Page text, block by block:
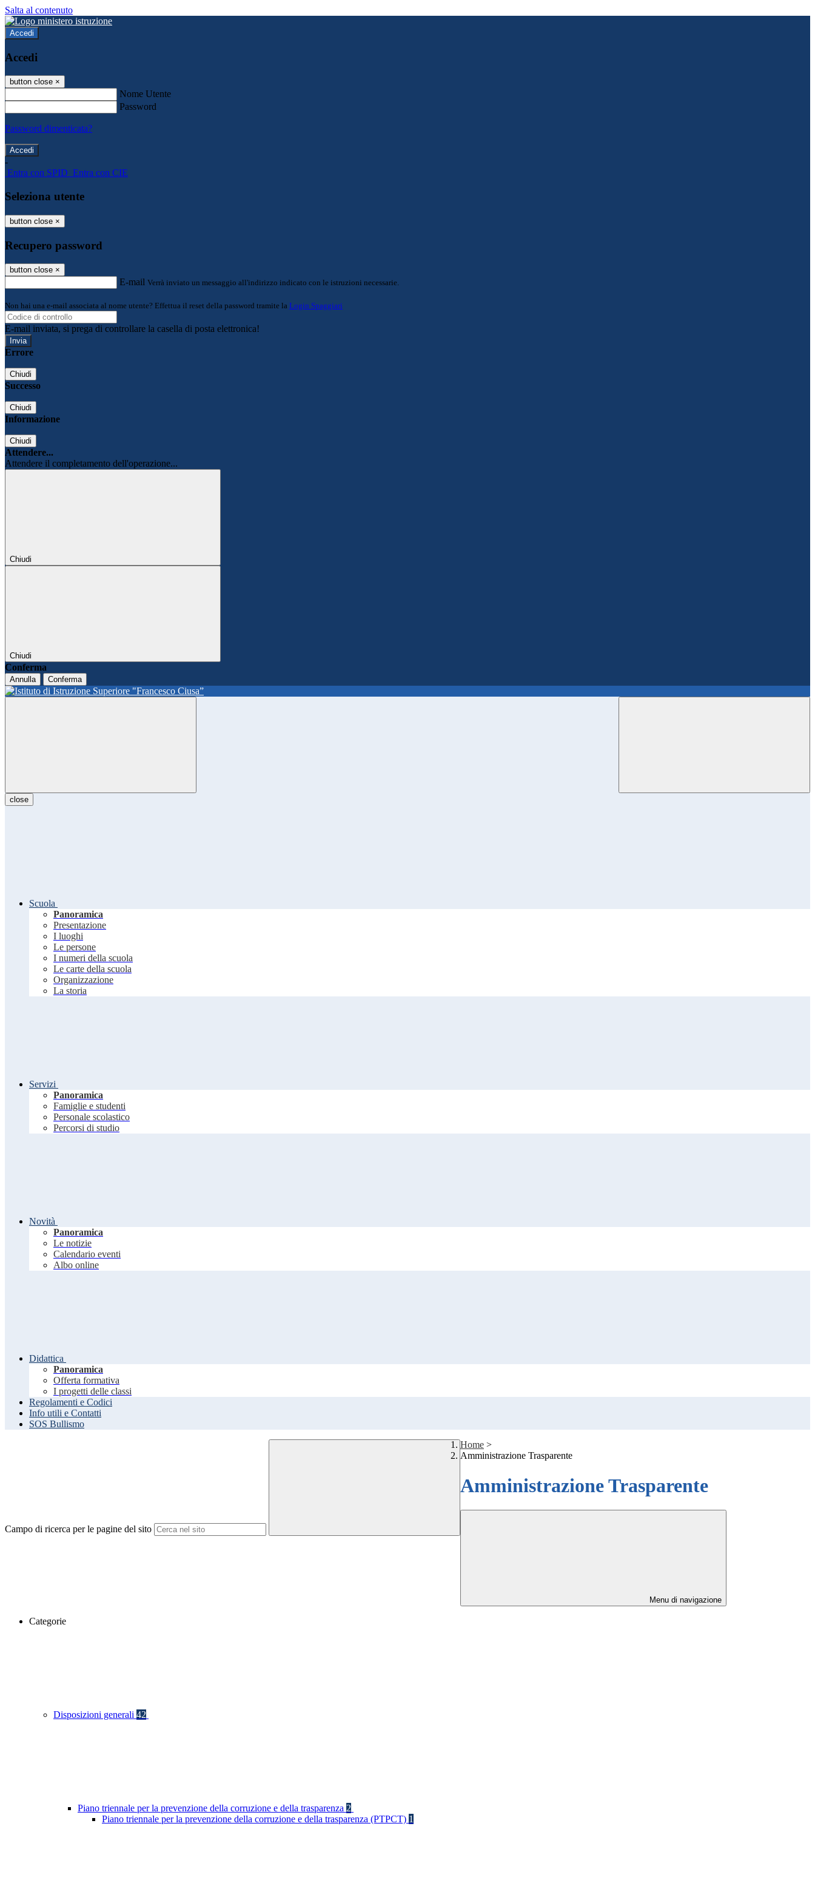
Salta al contenuto
Accedi
Accedi
button close ×
Nome Utente
Password
Password dimenticata?
-
Entra con SPID Entra con CIE
Seleziona utente
button close ×
Recupero password
button close ×
E-mail Verrà inviato un messaggio all'indirizzo indicato con le istruzioni necessarie.
Non hai una e-mail associata al nome utente? Effettua il reset della password tramite la Login Spaggiari
E-mail inviata, si prega di controllare la casella di posta elettronica!
Errore
Chiudi
Successo
Chiudi
Informazione
Chiudi
Attendere...
Attendere il completamento dell'operazione...
Chiudi
Chiudi
Conferma
Annulla Conferma
close
Scuola
Panoramica
Presentazione
I luoghi
Le persone
I numeri della scuola
Le carte della scuola
Organizzazione
La storia
Servizi
Panoramica
Famiglie e studenti
Personale scolastico
Percorsi di studio
Novità
Panoramica
Le notizie
Calendario eventi
Albo online
Didattica
Panoramica
Offerta formativa
I progetti delle classi
Regolamenti e Codici
Info utili e Contatti
SOS Bullismo
Campo di ricerca per le pagine del sito
Home >
Amministrazione Trasparente
Amministrazione Trasparente
Menu di navigazione
Categorie
Disposizioni generali 42
Piano triennale per la prevenzione della corruzione e della trasparenza 2
Piano triennale per la prevenzione della corruzione e della trasparenza (PTPCT) 1